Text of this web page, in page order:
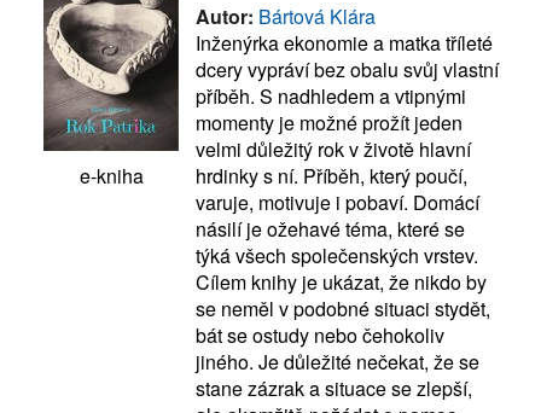
e-kniha
Autor: Bártová Klára
Inženýrka ekonomie a matka tříleté
dcery vypráví bez obalu svůj vlastní
příběh. S nadhledem a vtipnými
momenty je možné prožít jeden
velmi důležitý rok v životě hlavní
hrdinky s ní. Příběh, který poučí,
varuje, motivuje i pobaví. Domácí
násilí je ožehavé téma, které se
týká všech společenských vrstev.
Cílem knihy je ukázat, že nikdo by
se neměl v podobné situaci stydět,
bát se ostudy nebo čehokoliv
jiného. Je důležité nečekat, že se
stane zázrak a situace se zlepší,